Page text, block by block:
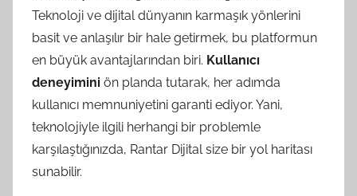
Teknoloji ve dijital dünyanın karmaşık yönlerini
basit ve anlaşılır bir hale getirmek, bu platformun
en büyük avantajlarından biri. Kullanıcı
deneyimini ön planda tutarak, her adımda
kullanıcı memnuniyetini garanti ediyor. Yani,
teknolojiyle ilgili herhangi bir problemle
karşılaştığınızda, Rantar Dijital size bir yol haritası
sunabilir.